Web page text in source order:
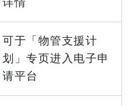
可于「物管支援计
划」专页进入电子申
请平台